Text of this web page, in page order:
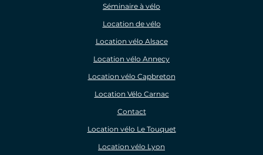
Séminaire à vélo
Location de vélo
Location vélo Alsace
Location vélo Annecy
Location vélo Capbreton
Location Vélo Carnac
Contact
Location vélo Le Touquet
Location vélo Lyon